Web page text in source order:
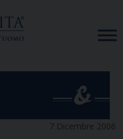
7 Dicembre 2006